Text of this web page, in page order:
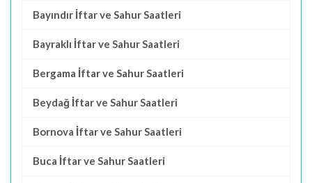
Bayındır İftar ve Sahur Saatleri
Bayraklı İftar ve Sahur Saatleri
Bergama İftar ve Sahur Saatleri
Beydağ İftar ve Sahur Saatleri
Bornova İftar ve Sahur Saatleri
Buca İftar ve Sahur Saatleri